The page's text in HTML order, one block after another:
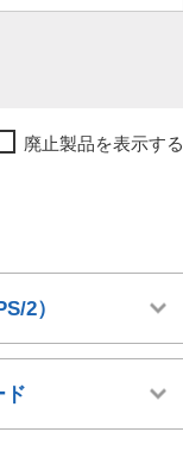
廃止製品を表示する
2）
ド